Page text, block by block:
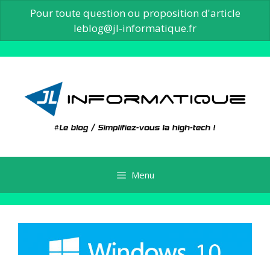
Pour toute question ou proposition d'article
leblog@jl-informatique.fr
contenu
Menu